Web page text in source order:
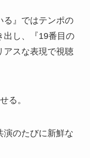
る』ではテンポの
出し、『19番目の
アスな表現で視聴
る。
演のたびに新鮮な